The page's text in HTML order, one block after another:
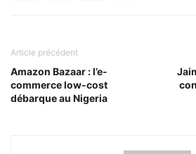
Article précédent
Amazon Bazaar : l’e-
commerce low-cost
débarque au Nigeria